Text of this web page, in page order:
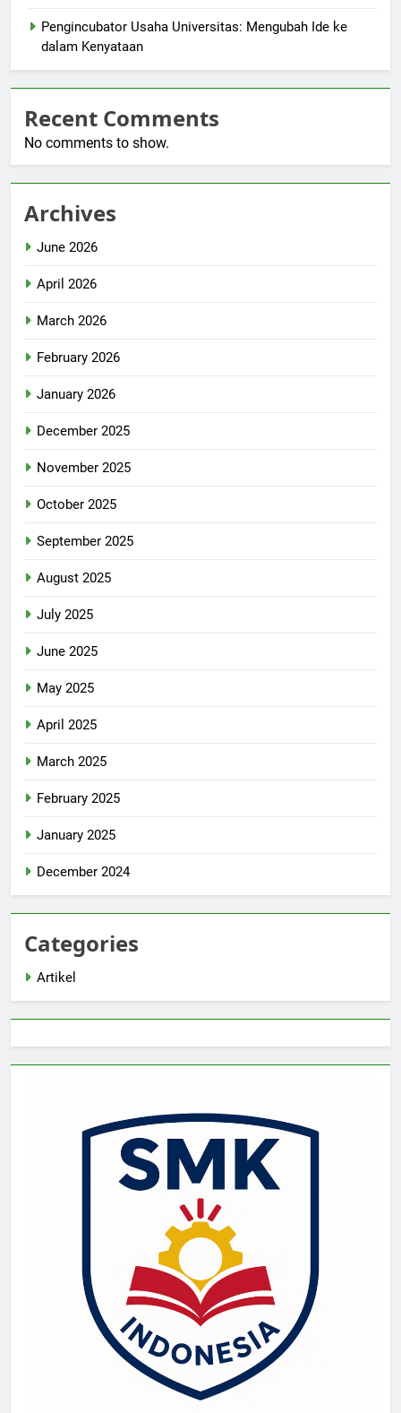
Pengincubator Usaha Universitas: Mengubah Ide ke
dalam Kenyataan
Recent Comments
No comments to show.
Archives
June 2026
April 2026
March 2026
February 2026
January 2026
December 2025
November 2025
October 2025
September 2025
August 2025
July 2025
June 2025
May 2025
April 2025
March 2025
February 2025
January 2025
December 2024
Categories
Artikel